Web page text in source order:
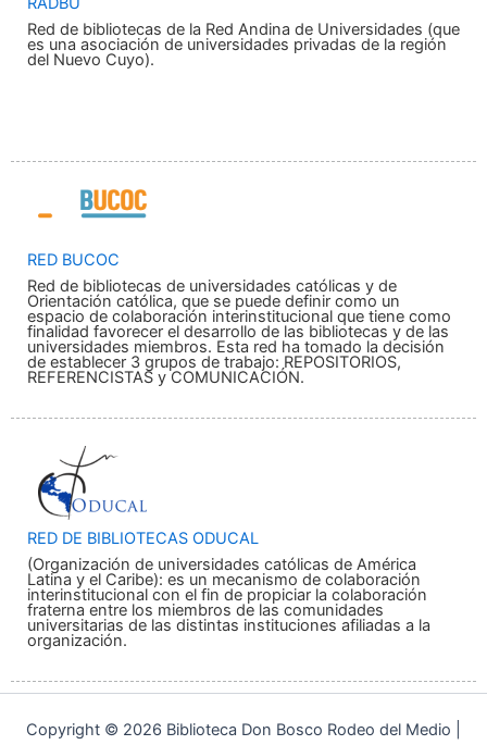
Red de bibliotecas de la Red Andina de Universidades (que
es una asociación de universidades privadas de la región
del Nuevo Cuyo).
RED BUCOC
Red de bibliotecas de universidades católicas y de
Orientación católica, que se puede definir como un
espacio de colaboración interinstitucional que tiene como
finalidad favorecer el desarrollo de las bibliotecas y de las
universidades miembros. Esta red ha tomado la decisión
de establecer 3 grupos de trabajo: REPOSITORIOS,
REFERENCISTAS y COMUNICACIÓN.
RED DE BIBLIOTECAS ODUCAL
(Organización de universidades católicas de América
Latina y el Caribe): es un mecanismo de colaboración
interinstitucional con el fin de propiciar la colaboración
fraterna entre los miembros de las comunidades
universitarias de las distintas instituciones afiliadas a la
organización.
Copyright © 2026 Biblioteca Don Bosco Rodeo del Medio |